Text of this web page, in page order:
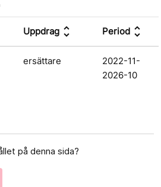
Uppdrag unfold_more Period unfold_more
ersättare
2022-11-
2026-10
på denna sida?